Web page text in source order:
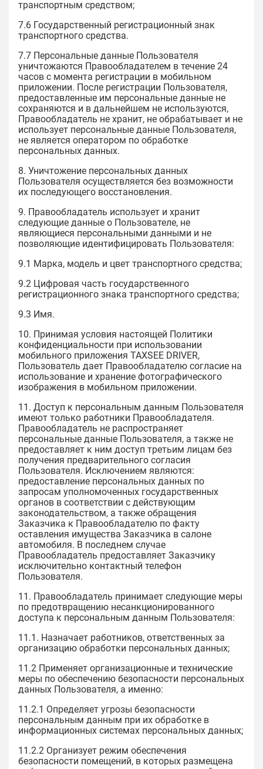
транспортным средством;
7.6 Государственный регистрационный знак
транспортного средства.
7.7 Персональные данные Пользователя
уничтожаются Правообладателем в течение 24
часов с момента регистрации в мобильном
приложении. После регистрации Пользователя,
предоставленные им персональные данные не
сохраняются и в дальнейшем не используются,
Правообладатель не хранит, не обрабатывает и не
использует персональные данные Пользователя,
не является оператором по обработке
персональных данных.
8. Уничтожение персональных данных
Пользователя осуществляется без возможности
их последующего восстановления.
9. Правообладатель использует и хранит
следующие данные о Пользователе, не
являющиеся персональными данными и не
позволяющие идентифицировать Пользователя:
9.1 Марка, модель и цвет транспортного средства;
9.2 Цифровая часть государственного
регистрационного знака транспортного средства;
9.3 Имя.
10. Принимая условия настоящей Политики
конфиденциальности при использовании
мобильного приложения TAXSEE DRIVER,
Пользователь дает Правообладателю согласие на
использование и хранение фотографического
изображения в мобильном приложении.
11. Доступ к персональным данным Пользователя
имеют только работники Правообладателя.
Правообладатель не распространяет
персональные данные Пользователя, а также не
предоставляет к ним доступ третьим лицам без
получения предварительного согласия
Пользователя. Исключением являются:
предоставление персональных данных по
запросам уполномоченных государственных
органов в соответствии с действующим
законодательством, а также обращения
Заказчика к Правообладателю по факту
оставления имущества Заказчика в салоне
автомобиля. В последнем случае
Правообладатель предоставляет Заказчику
исключительно контактный телефон
Пользователя.
11. Правообладатель принимает следующие меры
по предотвращению несанкционированного
доступа к персональным данным Пользователя:
11.1. Назначает работников, ответственных за
организацию обработки персональных данных;
11.2 Применяет организационные и технические
меры по обеспечению безопасности персональных
данных Пользователя, а именно:
11.2.1 Определяет угрозы безопасности
персональным данным при их обработке в
информационных системах персональных данных;
11.2.2 Организует режим обеспечения
безопасности помещений, в которых размещена